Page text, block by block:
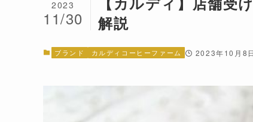
解説
2023
11/30
ブランド カルディコーヒーファーム 2023年10月8日